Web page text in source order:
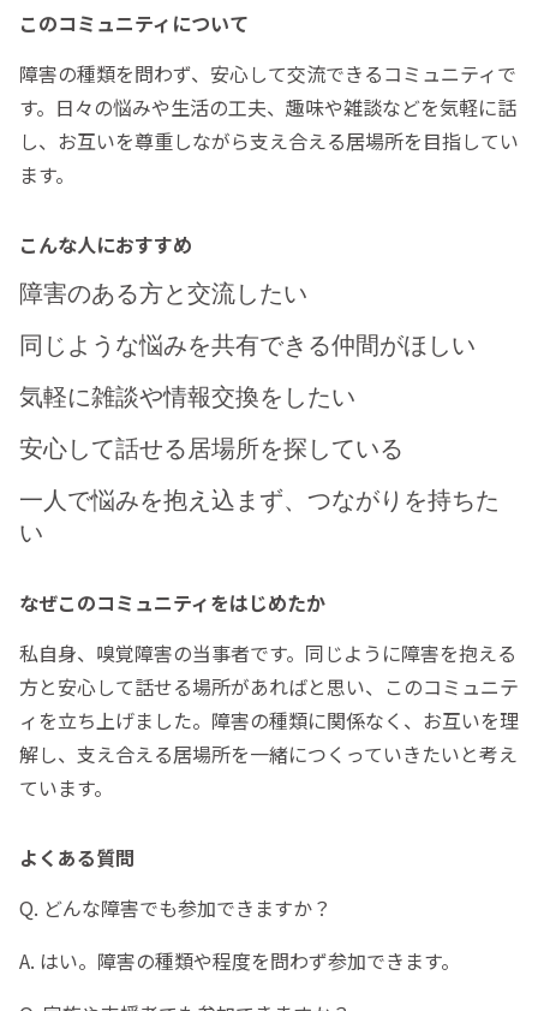
このコミュニティについて
障害の種類を問わず、安心して交流できるコミュニティで
す。日々の悩みや生活の工夫、趣味や雑談などを気軽に話
し、お互いを尊重しながら支え合える居場所を目指してい
ます。
こんな人におすすめ
障害のある方と交流したい
同じような悩みを共有できる仲間がほしい
気軽に雑談や情報交換をしたい
安心して話せる居場所を探している
一人で悩みを抱え込まず、つながりを持ちた
い
なぜこのコミュニティをはじめたか
私自身、嗅覚障害の当事者です。同じように障害を抱える
方と安心して話せる場所があればと思い、このコミュニテ
ィを立ち上げました。障害の種類に関係なく、お互いを理
解し、支え合える居場所を一緒につくっていきたいと考え
ています。
よくある質問
Q. どんな障害でも参加できますか？
A. はい。障害の種類や程度を問わず参加できます。